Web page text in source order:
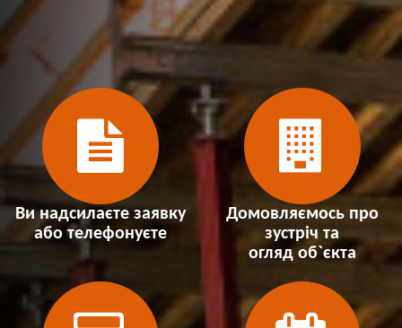
Ви надсилаєте заявку
або телефонуєте
Домовляємось про
зустріч та
огляд об`єкта